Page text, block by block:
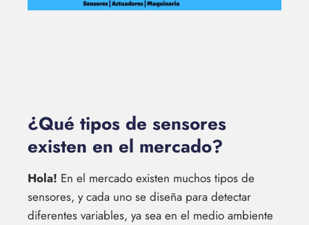
¿Qué tipos de sensores
existen en el mercado?
Hola! En el mercado existen muchos tipos de
sensores, y cada uno se diseña para detectar
diferentes variables, ya sea en el medio ambiente